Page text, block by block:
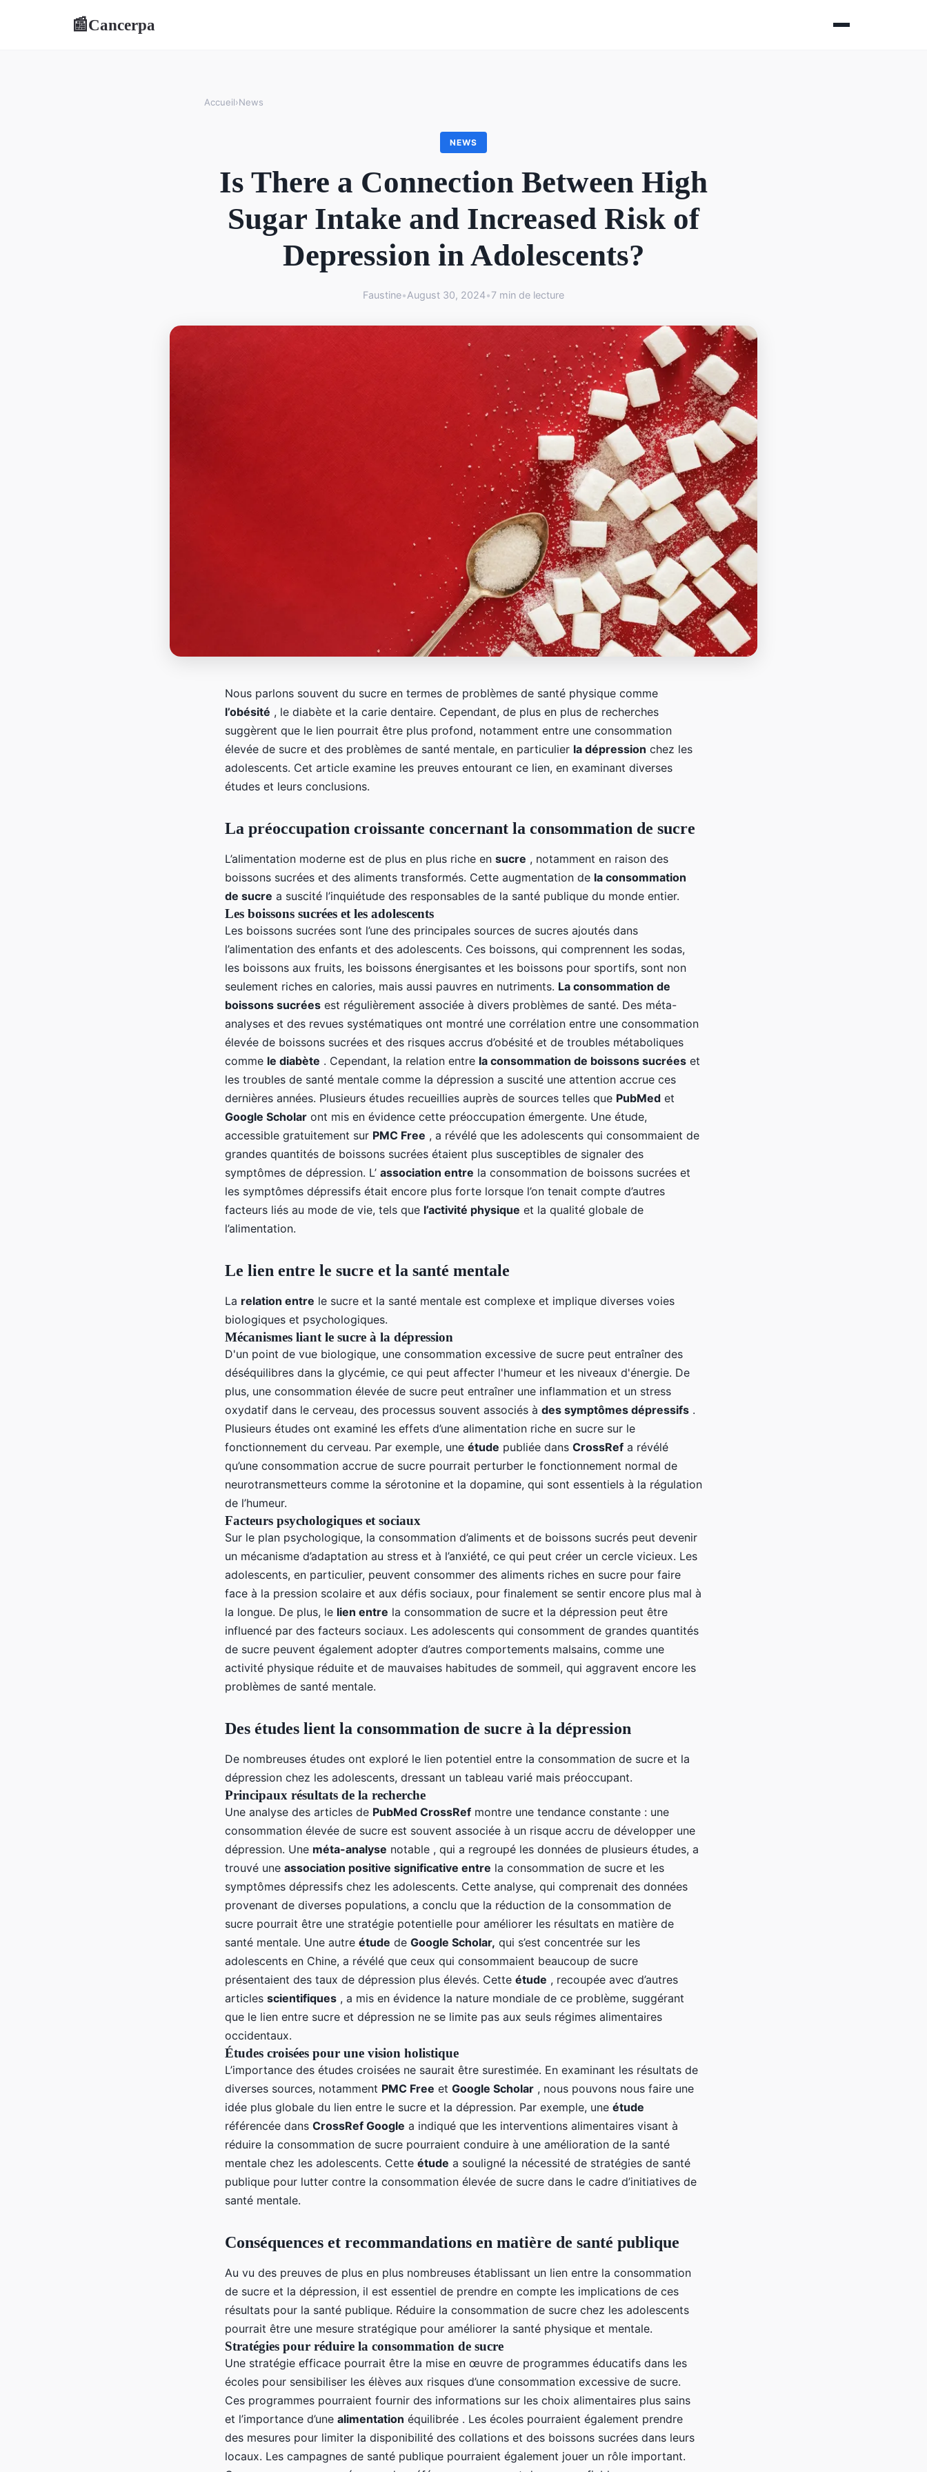
📰Cancerpa
Accueil›News
NEWS
Is There a Connection Between High
Sugar Intake and Increased Risk of
Depression in Adolescents?
Faustine•August 30, 2024•7 min de lecture
Nous parlons souvent du sucre en termes de problèmes de santé physique comme
l’obésité , le diabète et la carie dentaire. Cependant, de plus en plus de recherches
suggèrent que le lien pourrait être plus profond, notamment entre une consommation
élevée de sucre et des problèmes de santé mentale, en particulier la dépression chez les
adolescents. Cet article examine les preuves entourant ce lien, en examinant diverses
études et leurs conclusions.
La préoccupation croissante concernant la consommation de sucre
L’alimentation moderne est de plus en plus riche en sucre , notamment en raison des
boissons sucrées et des aliments transformés. Cette augmentation de la consommation
de sucre a suscité l’inquiétude des responsables de la santé publique du monde entier.
Les boissons sucrées et les adolescents
Les boissons sucrées sont l’une des principales sources de sucres ajoutés dans
l’alimentation des enfants et des adolescents. Ces boissons, qui comprennent les sodas,
les boissons aux fruits, les boissons énergisantes et les boissons pour sportifs, sont non
seulement riches en calories, mais aussi pauvres en nutriments. La consommation de
boissons sucrées est régulièrement associée à divers problèmes de santé. Des méta-
analyses et des revues systématiques ont montré une corrélation entre une consommation
élevée de boissons sucrées et des risques accrus d’obésité et de troubles métaboliques
comme le diabète . Cependant, la relation entre la consommation de boissons sucrées et
les troubles de santé mentale comme la dépression a suscité une attention accrue ces
dernières années. Plusieurs études recueillies auprès de sources telles que PubMed et
Google Scholar ont mis en évidence cette préoccupation émergente. Une étude,
accessible gratuitement sur PMC Free , a révélé que les adolescents qui consommaient de
grandes quantités de boissons sucrées étaient plus susceptibles de signaler des
symptômes de dépression. L’ association entre la consommation de boissons sucrées et
les symptômes dépressifs était encore plus forte lorsque l’on tenait compte d’autres
facteurs liés au mode de vie, tels que l’activité physique et la qualité globale de
l’alimentation.
Le lien entre le sucre et la santé mentale
La relation entre le sucre et la santé mentale est complexe et implique diverses voies
biologiques et psychologiques.
Mécanismes liant le sucre à la dépression
D'un point de vue biologique, une consommation excessive de sucre peut entraîner des
déséquilibres dans la glycémie, ce qui peut affecter l'humeur et les niveaux d'énergie. De
plus, une consommation élevée de sucre peut entraîner une inflammation et un stress
oxydatif dans le cerveau, des processus souvent associés à des symptômes dépressifs .
Plusieurs études ont examiné les effets d’une alimentation riche en sucre sur le
fonctionnement du cerveau. Par exemple, une étude publiée dans CrossRef a révélé
qu’une consommation accrue de sucre pourrait perturber le fonctionnement normal de
neurotransmetteurs comme la sérotonine et la dopamine, qui sont essentiels à la régulation
de l’humeur.
Facteurs psychologiques et sociaux
Sur le plan psychologique, la consommation d’aliments et de boissons sucrés peut devenir
un mécanisme d’adaptation au stress et à l’anxiété, ce qui peut créer un cercle vicieux. Les
adolescents, en particulier, peuvent consommer des aliments riches en sucre pour faire
face à la pression scolaire et aux défis sociaux, pour finalement se sentir encore plus mal à
la longue. De plus, le lien entre la consommation de sucre et la dépression peut être
influencé par des facteurs sociaux. Les adolescents qui consomment de grandes quantités
de sucre peuvent également adopter d’autres comportements malsains, comme une
activité physique réduite et de mauvaises habitudes de sommeil, qui aggravent encore les
problèmes de santé mentale.
Des études lient la consommation de sucre à la dépression
De nombreuses études ont exploré le lien potentiel entre la consommation de sucre et la
dépression chez les adolescents, dressant un tableau varié mais préoccupant.
Principaux résultats de la recherche
Une analyse des articles de PubMed CrossRef montre une tendance constante : une
consommation élevée de sucre est souvent associée à un risque accru de développer une
dépression. Une méta-analyse notable , qui a regroupé les données de plusieurs études, a
trouvé une association positive significative entre la consommation de sucre et les
symptômes dépressifs chez les adolescents. Cette analyse, qui comprenait des données
provenant de diverses populations, a conclu que la réduction de la consommation de
sucre pourrait être une stratégie potentielle pour améliorer les résultats en matière de
santé mentale. Une autre étude de Google Scholar, qui s’est concentrée sur les
adolescents en Chine, a révélé que ceux qui consommaient beaucoup de sucre
présentaient des taux de dépression plus élevés. Cette étude , recoupée avec d’autres
articles scientifiques , a mis en évidence la nature mondiale de ce problème, suggérant
que le lien entre sucre et dépression ne se limite pas aux seuls régimes alimentaires
occidentaux.
Études croisées pour une vision holistique
L’importance des études croisées ne saurait être surestimée. En examinant les résultats de
diverses sources, notamment PMC Free et Google Scholar , nous pouvons nous faire une
idée plus globale du lien entre le sucre et la dépression. Par exemple, une étude
référencée dans CrossRef Google a indiqué que les interventions alimentaires visant à
réduire la consommation de sucre pourraient conduire à une amélioration de la santé
mentale chez les adolescents. Cette étude a souligné la nécessité de stratégies de santé
publique pour lutter contre la consommation élevée de sucre dans le cadre d’initiatives de
santé mentale.
Conséquences et recommandations en matière de santé publique
Au vu des preuves de plus en plus nombreuses établissant un lien entre la consommation
de sucre et la dépression, il est essentiel de prendre en compte les implications de ces
résultats pour la santé publique. Réduire la consommation de sucre chez les adolescents
pourrait être une mesure stratégique pour améliorer la santé physique et mentale.
Stratégies pour réduire la consommation de sucre
Une stratégie efficace pourrait être la mise en œuvre de programmes éducatifs dans les
écoles pour sensibiliser les élèves aux risques d’une consommation excessive de sucre.
Ces programmes pourraient fournir des informations sur les choix alimentaires plus sains
et l’importance d’une alimentation équilibrée . Les écoles pourraient également prendre
des mesures pour limiter la disponibilité des collations et des boissons sucrées dans leurs
locaux. Les campagnes de santé publique pourraient également jouer un rôle important.